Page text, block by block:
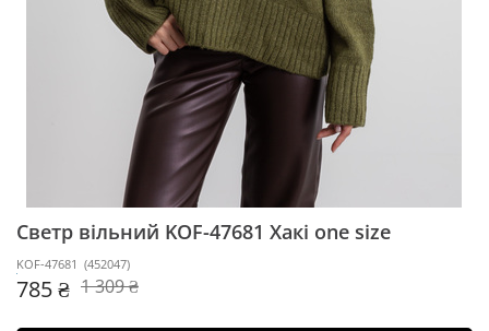
Светр вільний KOF-47681 Хакі one size
KOF-47681 (452047)
785 ₴ 1 309 ₴